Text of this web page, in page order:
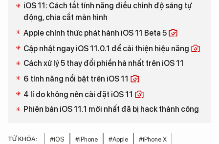
iOS 11: Cách tắt tính năng điều chỉnh độ sáng tự
động, chia cắt màn hình
Apple chính thức phát hành iOS 11 Beta 5
Cập nhật ngay iOS 11.0.1 để cải thiện hiệu năng
Cách xử lý 5 thay đổi phiền hà nhất trên iOS 11
6 tính năng nổi bật trên iOS 11
4 lí do không nên cài đặt iOS 11
Phiên bản iOS 11.1 mới nhất đã bị hack thành công
TỪ KHÓA: #iOS #iPhone #Apple
#iPhone X